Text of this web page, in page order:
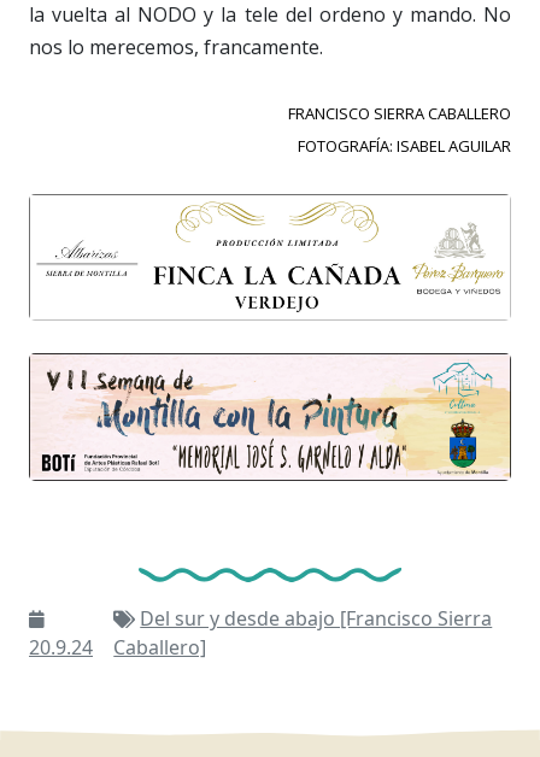
la vuelta al NODO y la tele del ordeno y mando. No
nos lo merecemos, francamente.
FRANCISCO SIERRA CABALLERO
FOTOGRAFÍA: ISABEL AGUILAR
20.9.24
Del sur y desde abajo [Francisco Sierra
Caballero]